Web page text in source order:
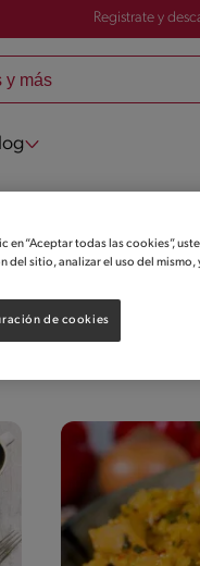
Registrate y
para que te aventures
en “Aceptar todas las cookies”,
del sitio, analizar el uso del
de cookies